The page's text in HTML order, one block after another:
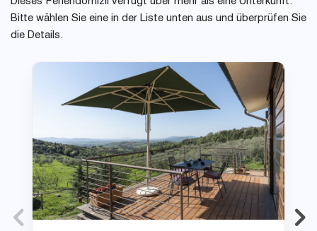
Bitte wählen Sie eine in der Liste unten aus und überprüfen Sie
die Details.